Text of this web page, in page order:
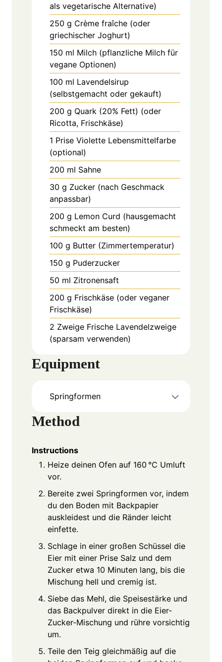
als vegetarische Alternative)
250 g Crème fraîche (oder
griechischer Joghurt)
150 ml Milch (pflanzliche Milch für
vegane Optionen)
100 ml Lavendelsirup
(selbstgemacht oder gekauft)
200 g Quark (20% Fett) (oder
Ricotta, Frischkäse)
1 Prise Violette Lebensmittelfarbe
(optional)
200 ml Sahne
30 g Zucker (nach Geschmack
anpassbar)
200 g Lemon Curd (hausgemacht
schmeckt am besten)
100 g Butter (Zimmertemperatur)
150 g Puderzucker
50 ml Zitronensaft
200 g Frischkäse (oder veganer
Frischkäse)
2 Zweige Frische Lavendelzweige
(sparsam verwenden)
Equipment
Springformen
Method
Instructions
Heize deinen Ofen auf 160 °C Umluft
vor.
Bereite zwei Springformen vor, indem
du den Boden mit Backpapier
auskleidest und die Ränder leicht
einfette.
Schlage in einer großen Schüssel die
Eier mit einer Prise Salz und dem
Zucker etwa 10 Minuten lang, bis die
Mischung hell und cremig ist.
Siebe das Mehl, die Speisestärke und
das Backpulver direkt in die Eier-
Zucker-Mischung und rühre vorsichtig
um.
Teile den Teig gleichmäßig auf die